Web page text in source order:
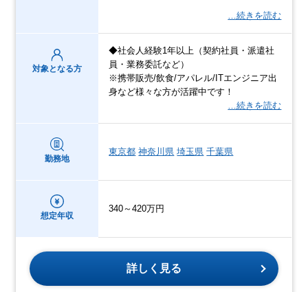
…続きを読む
対象となる方
◆社会人経験1年以上（契約社員・派遣社
員・業務委託など）
※携帯販売/飲食/アパレル/ITエンジニア出
身など様々な方が活躍中です！
…続きを読む
勤務地
東京都 神奈川県 埼玉県 千葉県
想定年収
340～420万円
詳しく見る